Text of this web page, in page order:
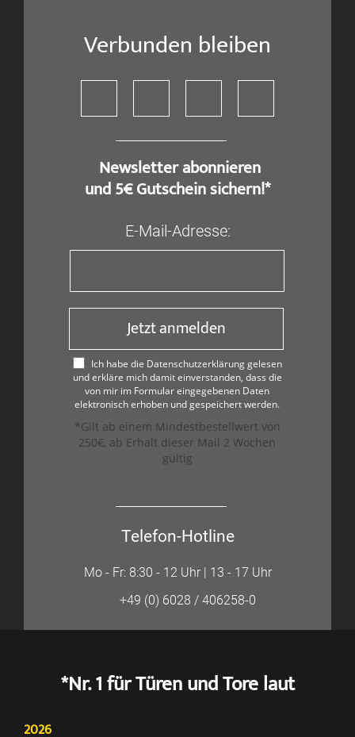
Verbunden bleiben
​ Newsletter abonnieren
und 5€ Gutschein sichern!*
E-Mail-Adresse:
Jetzt anmelden
Ich habe die Datenschutzerklärung gelesen
und erkläre mich damit einverstanden, dass die
von mir im Formular eingegebenen Daten
elektronisch erhoben und gespeichert werden.
*Gilt ab einem Mindestbestellwert von
250€, ab Erhalt dieser Mail 2 Wochen
gültig
Telefon-Hotline
Mo - Fr: 8:30 - 12 Uhr | 13 - 17 Uhr
+49 (0) 6028 / 406258-0
*Nr. 1 für Türen und Tore laut
2026